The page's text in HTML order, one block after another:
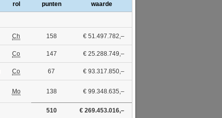
rol punten waarde
Ch 158 € 51.497.782,–
Co 147 € 25.288.749,–
Co 67 € 93.317.850,–
Mo 138 € 99.348.635,–
510 € 269.453.016,–